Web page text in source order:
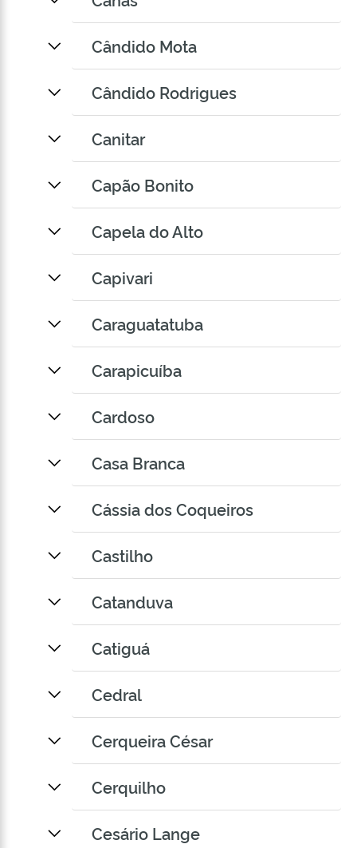
Cândido Mota
Cândido Rodrigues
Canitar
Capão Bonito
Capela do Alto
Capivari
Caraguatatuba
Carapicuíba
Cardoso
Casa Branca
Cássia dos Coqueiros
Castilho
Catanduva
Catiguá
Cedral
Cerqueira César
Cerquilho
Cesário Lange